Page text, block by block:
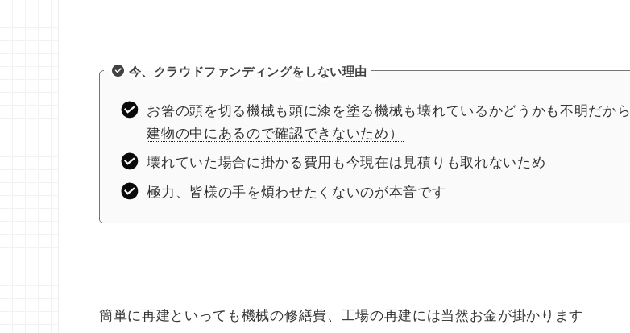
今、クラウドファンディングをしない理由
お箸の頭を切る機械も頭に漆を塗る機械も壊れているかどうかも不明だから
建物の中にあるので確認できないため）
壊れていた場合に掛かる費用も今現在は見積りも取れないため
極力、皆様の手を煩わせたくないのが本音です
簡単に再建といっても機械の修繕費、工場の再建には当然お金が掛かります